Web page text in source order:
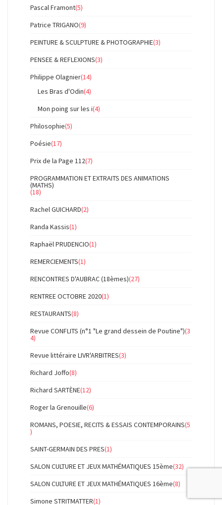
Pascal Framont(5)
Patrice TRIGANO(9)
PEINTURE & SCULPTURE & PHOTOGRAPHIE(3)
PENSEE & REFLEXIONS(3)
Philippe Olagnier(14)
Les Bras d'Odin(4)
Mon poing sur les i(4)
Philosophie(5)
Poésie(17)
Prix de la Page 112(7)
PROGRAMMATION ET EXTRAITS DES ANIMATIONS
(MATHS)
(18)
Rachel GUICHARD(2)
Randa Kassis(1)
Raphaël PRUDENCIO(1)
REMERCIEMENTS(1)
RENCONTRES D'AUBRAC (18èmes)(27)
RENTREE OCTOBRE 2020(1)
RESTAURANTS(8)
Revue CONFLITS (n°1 "Le grand dessein de Poutine")(3
4)
Revue littéraire LIVR'ARBITRES(3)
Richard Joffo(8)
Richard SARTÈNE(12)
Roger la Grenouille(6)
ROMANS, POESIE, RECITS & ESSAIS CONTEMPORAINS(5
)
SAINT-GERMAIN DES PRES(1)
SALON CULTURE ET JEUX MATHÉMATIQUES 15ème(32)
SALON CULTURE ET JEUX MATHÉMATIQUES 16ème(8)
Simone STRITMATTER(1)